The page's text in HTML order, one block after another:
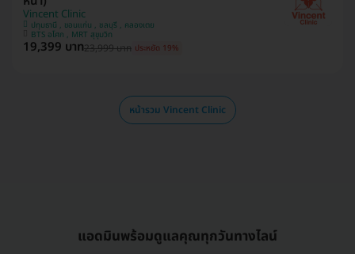
Vincent Clinic
ปทุมธานี , ขอนแก่น , ชลบุรี , คลองเตย
BTS อโศก , MRT สุขุมวิท
19,399 บาท23,999 บาท ประหยัด 19%
หน้ารวม Vincent Clinic
แอดมินพร้อมดูแลคุณทุกวันทางไลน์